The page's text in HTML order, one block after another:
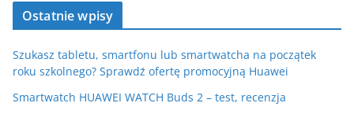
Ostatnie wpisy
Szukasz tabletu, smartfonu lub smartwatcha na początek
roku szkolnego? Sprawdź ofertę promocyjną Huawei
Smartwatch HUAWEI WATCH Buds 2 – test, recenzja